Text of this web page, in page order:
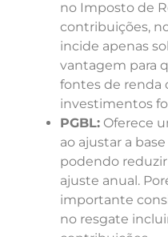
no Imposto de
contribuições,
incide apenas
vantagem para
fontes de renda
investimentos
PGBL: Oferece
ao ajustar a
podendo
ajuste anual.
importante
no resgate